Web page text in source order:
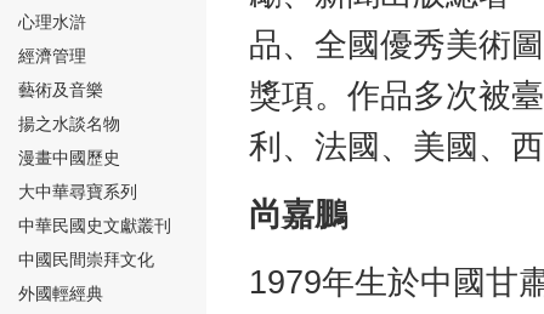
⑮
⑯
心理水滸
經濟管理
藝術及音樂
揚之水談名物
漫畫中國歷史
大中華尋寶系列
中華民國史文獻叢刊
中國民間崇拜文化
外國輕經典
品、全國優秀美術
獎項。作品多次被
利、法國、美國、
尚嘉鵬
1979年生於中國甘